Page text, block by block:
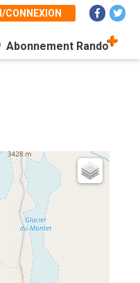
CONNEXION
Abonnement Rando